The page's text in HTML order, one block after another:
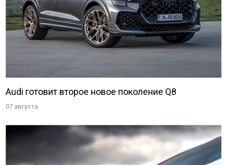
Audi готовит второе новое поколение Q8
07 августа